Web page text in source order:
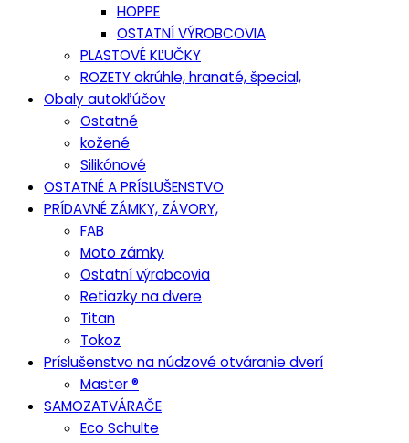
HOPPE
OSTATNÍ VÝROBCOVIA
PLASTOVÉ KĽUČKY
ROZETY okrúhle, hranaté, špecial,
Obaly autokľúčov
Ostatné
kožené
Silikónové
OSTATNÉ A PRÍSLUŠENSTVO
PRÍDAVNÉ ZÁMKY, ZÁVORY,
FAB
Moto zámky
Ostatní výrobcovia
Retiazky na dvere
Titan
Tokoz
Príslušenstvo na núdzové otváranie dverí
Master ®
SAMOZATVÁRAČE
Eco Schulte